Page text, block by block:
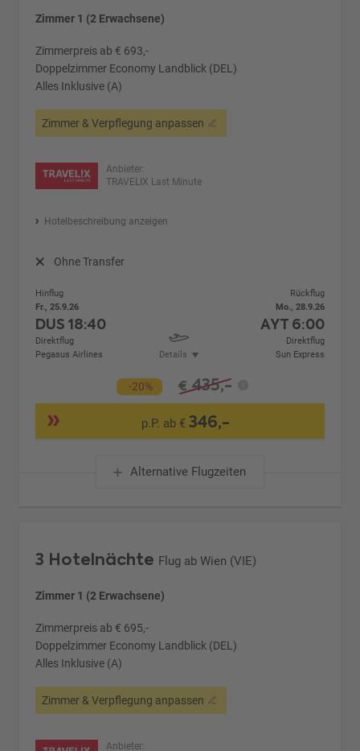
Zimmer 1 (2 Erwachsene)
Zimmerpreis ab € 693,-
Doppelzimmer Economy Landblick (DEL)
Alles Inklusive (A)
Zimmer & Verpflegung anpassen
Anbieter:
TRAVELIX Last Minute
Hotelbeschreibung anzeigen
Ohne Transfer
Hinflug
Fr., 25.9.26
DUS18:40
Direktflug
Pegasus Airlines
Details
Rückflug
Mo., 28.9.26
AYT 6:00
Direktflug
Sun Express
-20% € 435,-
p.P. ab €346,-
Alternative Flugzeiten
3 Hotelnächte Flug ab Wien (VIE)
Zimmer 1 (2 Erwachsene)
Zimmerpreis ab € 695,-
Doppelzimmer Economy Landblick (DEL)
Alles Inklusive (A)
Zimmer & Verpflegung anpassen
Anbieter: